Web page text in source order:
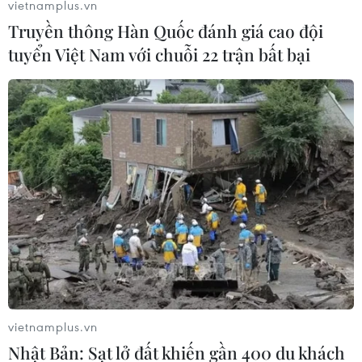
Thái Lan: Ôtô lao vào trung tâm
chăm sóc trẻ làm khoảng nạn nhân
bị thương
07/08/2026 08:13
Thủ tướng Thái Lan chỉ đạo khẩn sau
vụ xả súng tại trường học
07/08/2026 06:37
Thái Lan: Xả súng gây thương vong
tại trường học ở Nonthaburi
07/08/2026 05:12
vietnamplus.vn
Truyền thông Hàn Quốc đánh giá cao đội
tuyển Việt Nam với chuỗi 22 trận bất bại
vietnamplus.vn
Nhật Bản: Sạt lở đất khiến gần 400 du khách